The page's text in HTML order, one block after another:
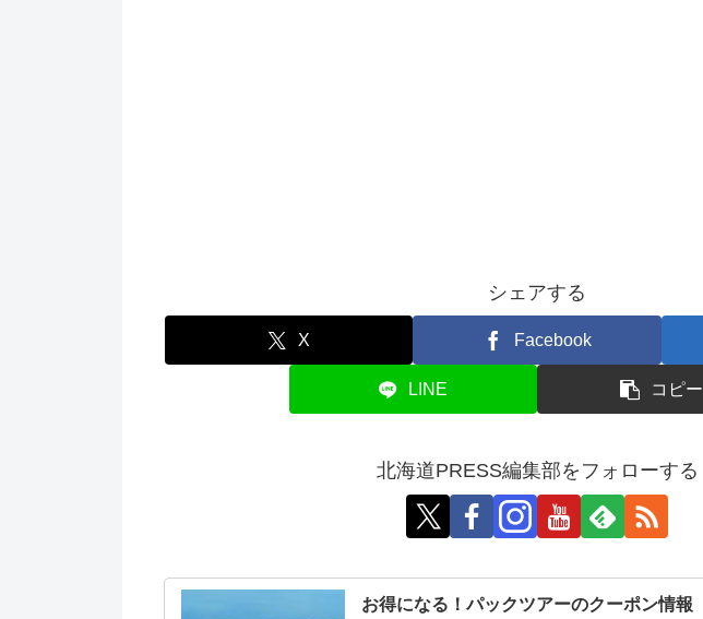
シェアする
X Facebook
LINE コピー
北海道PRESS編集部をフォローする
お得になる！パックツアーのクーポン情報